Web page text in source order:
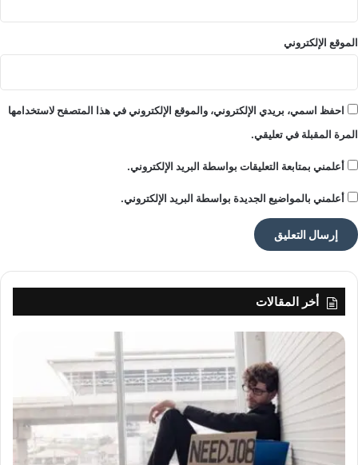
د
الموقع الإلكتروني
احفظ اسمي، بريدي الإلكتروني، والموقع الإلكتروني في هذا المتصفح لاستخدامها
المرة المقبلة في تعليقي.
أعلمني بمتابعة التعليقات بواسطة البريد الإلكتروني.
أعلمني بالمواضيع الجديدة بواسطة البريد الإلكتروني.
أخر المقالات